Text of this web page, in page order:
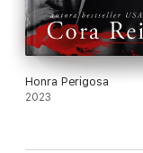
Honra Perigosa
2023